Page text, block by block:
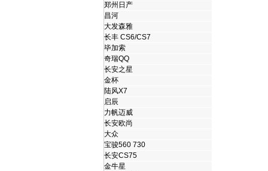
郑州日产
昌河
大发森雅
长丰 CS6/CS7
毕加索
奇瑞QQ
长安之星
金杯
陆风X7
启辰
力帆迈威
长安欧尚
大众
宝骏560 730
长安CS75
金牛星